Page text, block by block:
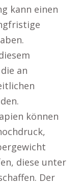
kann einen
an
können
diese unter
Der